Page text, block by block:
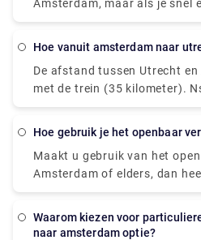
0031 (0) 900 677 7777 om
huren.
Amsterdam, maar als je snel
OV-chipkaart de juiste
stadsvervoer te betalen.
uur tot zeven dagen tickets
met de wegwerpkaart. Het
alternatieven is eenvoudig; je
buschauffeur of een
stations. Omdat de overgrote
moeten zijn om te krijgen
hoe vanuit amsterdam naar
De afstand tussen Utrecht en
met de trein (35 kilometer).
reisorganisatie, heeft de
Amsterdam beschikbaar.
taxitransfer om het laatste
regelen. Wij leveren diensten
tegen een redelijke prijs.
hoe gebruik je het openbaar
Maakt u gebruik van het
Amsterdam of elders, dan
bussen en metro's de OV-
alternatief voor gasten
Waarom kiezen voor particuliere intercity rotterdam
naar amsterdam optie?